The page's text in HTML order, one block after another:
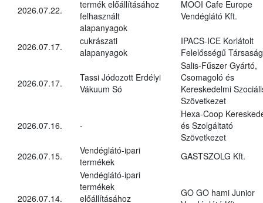
2026.07.22.
termék előállításához
felhasznált
alapanyagok
MOOI Cafe Europe
Vendéglátó Kft.
2026.07.17.
cukrászati
alapanyagok
IPACS-ICE Korlátolt
Felelősségű Társaság
2026.07.17.
Tassi Jódozott Erdélyi
Vákuum Só
Salis-Fűszer Gyártó,
Csomagoló és
Kereskedelmi
Szövetkezet
2026.07.16. -
Hexa-Coop
és Szolgáltató
Szövetkezet
2026.07.15.
Vendéglátó-ipari
termékek
GASTSZOLG Kft.
2026.07.14.
Vendéglátó-ipari
termékek
előállításához
GO GO hami Junior